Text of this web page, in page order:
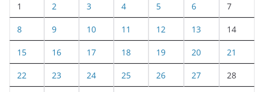
1 2 3 4 5 6 7
8 9 10 11 12 13 14
15 16 17 18 19 20 21
22 23 24 25 26 27 28